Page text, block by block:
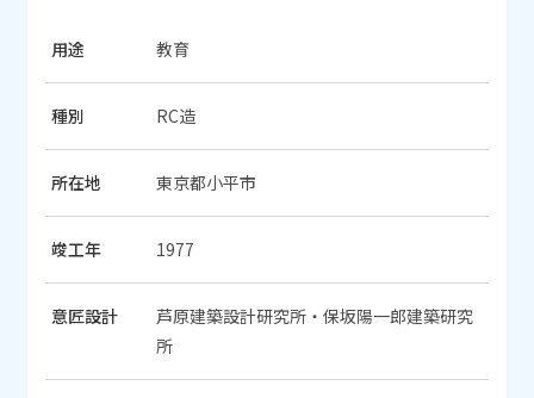
用途 教育
種別 RC造
所在地 東京都小平市
竣工年 1977
意匠設計
芦原建築設計研究所・保坂陽一郎建築研究
所